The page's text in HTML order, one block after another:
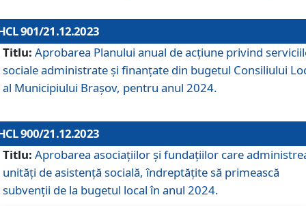
901/21.12.2023
Titlu: Aprobarea Planului anual de acțiune privind
sociale administrate și finanțate din bugetul Consiliului
al Municipiului Brașov, pentru anul 2024.
900/21.12.2023
Titlu: Aprobarea asociațiilor şi fundațiilor care
unități de asistenţă socială, îndreptăţite să primească
subvenţii de la bugetul local în anul 2024.